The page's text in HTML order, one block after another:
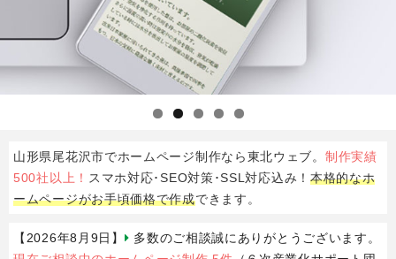
山形県尾花沢市でホームページ制作なら東北ウェブ。 制作実績
500社以上！ スマホ対応･SEO対策･SSL対応込み！ 本格的なホ
ームページがお手頃価格で作成できます。
【2026年8月9日】
多数のご相談誠にありがとうございます。